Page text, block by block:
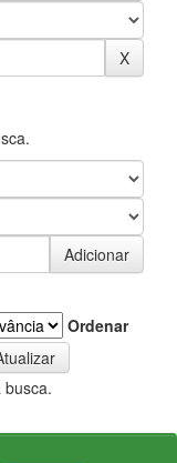
Ordenar
busca.